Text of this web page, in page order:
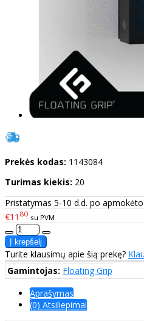
Prekės kodas: 1143084
Turimas kiekis: 20
Pristatymas 5-10 d.d. po
€11 80 su PVM
Turite klausimų apie šią prekę?
Gamintojas: Floating Grip
Aprašymas
(0) Atsiliepimai